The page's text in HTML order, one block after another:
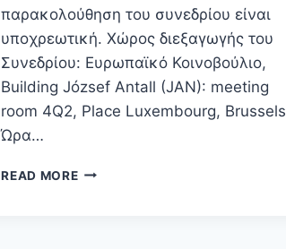
παρακολούθηση του συνεδρίου είναι
υποχρεωτική. Χώρος διεξαγωγής του
Συνεδρίου: Ευρωπαϊκό Κοινοβούλιο,
Building József Antall (JAN): meeting
room 4Q2, Place Luxembourg, Brussels
Ώρα…
READ MORE